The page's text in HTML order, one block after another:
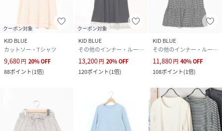
クーポン対象
KID BLUE
カットソー・Tシャツ
9,680円 20%OFF
88ポイント(1倍)
クーポン対象
KID BLUE
その他のインナー・ルームウェア
13,200円 20%OFF
120ポイント(1倍)
KID BLUE
その他のインナー・ルームウェア
11,880円 40%OFF
108ポイント(1倍)